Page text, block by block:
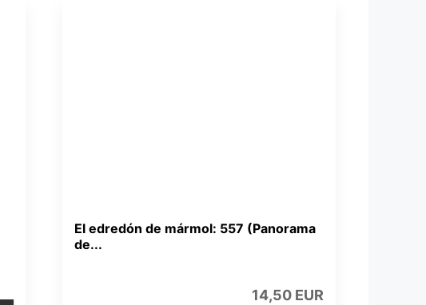
El edredón de mármol: 557 (Panorama
de...
14,50 EUR